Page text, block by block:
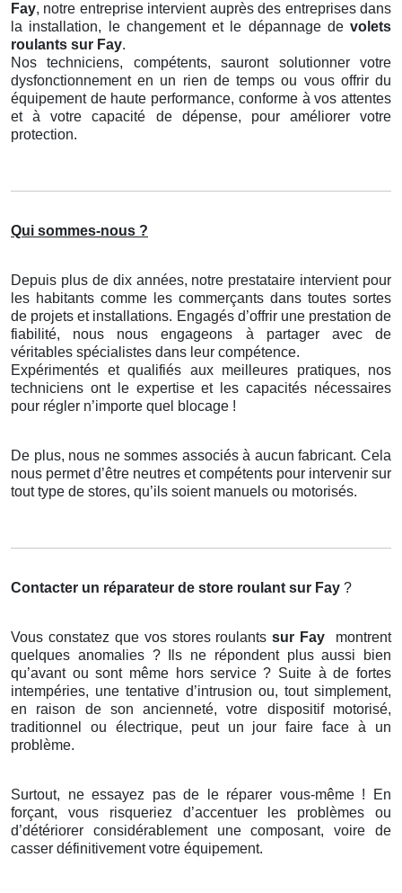
Fay, notre entreprise intervient auprès des entreprises dans
la installation, le changement et le dépannage de volets
roulants sur Fay.
Nos techniciens, compétents, sauront solutionner votre
dysfonctionnement en un rien de temps ou vous offrir du
équipement de haute performance, conforme à vos attentes
et à votre capacité de dépense, pour améliorer votre
protection.
Qui sommes-nous ?
Depuis plus de dix années, notre prestataire intervient pour
les habitants comme les commerçants dans toutes sortes
de projets et installations. Engagés d’offrir une prestation de
fiabilité, nous nous engageons à partager avec de
véritables spécialistes dans leur compétence.
Expérimentés et qualifiés aux meilleures pratiques, nos
techniciens ont le expertise et les capacités nécessaires
pour régler n’importe quel blocage !
De plus, nous ne sommes associés à aucun fabricant. Cela
nous permet d’être neutres et compétents pour intervenir sur
tout type de stores, qu’ils soient manuels ou motorisés.
Contacter un réparateur de store roulant sur Fay ?
Vous constatez que vos stores roulantssur Fay
montrent
quelques anomalies ? Ils ne répondent plus aussi bien
qu’avant ou sont même hors service ? Suite à de fortes
intempéries, une tentative d’intrusion ou, tout simplement,
en raison de son ancienneté, votre dispositif motorisé,
traditionnel ou électrique, peut un jour faire face à un
problème.
Surtout, ne essayez pas de le réparer vous-même ! En
forçant, vous risqueriez d’accentuer les problèmes ou
d’détériorer considérablement une composant, voire de
casser définitivement votre équipement.